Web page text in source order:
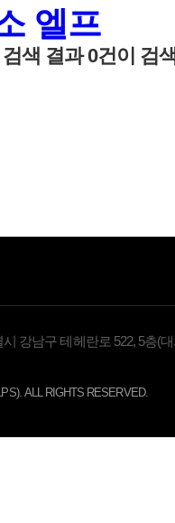
검색 결과0건이 검
강남구 테헤란로 522, 5층(
ALL RIGHTS RESERVED.